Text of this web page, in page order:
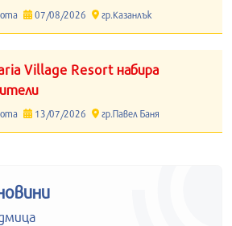
07/08/2026 гр.Казанлък
Village Resort набира
13/07/2026 гр.Павел Баня